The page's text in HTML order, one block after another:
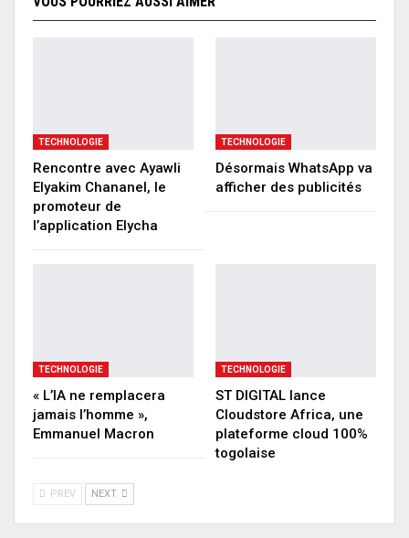
TECHNOLOGIE
Rencontre avec Ayawli
Elyakim Chananel, le
promoteur de
l’application Elycha
TECHNOLOGIE
Désormais WhatsApp va
afficher des publicités
TECHNOLOGIE
« L’IA ne remplacera
jamais l’homme »,
Emmanuel Macron
TECHNOLOGIE
ST DIGITAL lance
Cloudstore Africa, une
plateforme cloud 100%
togolaise
PREV NEXT